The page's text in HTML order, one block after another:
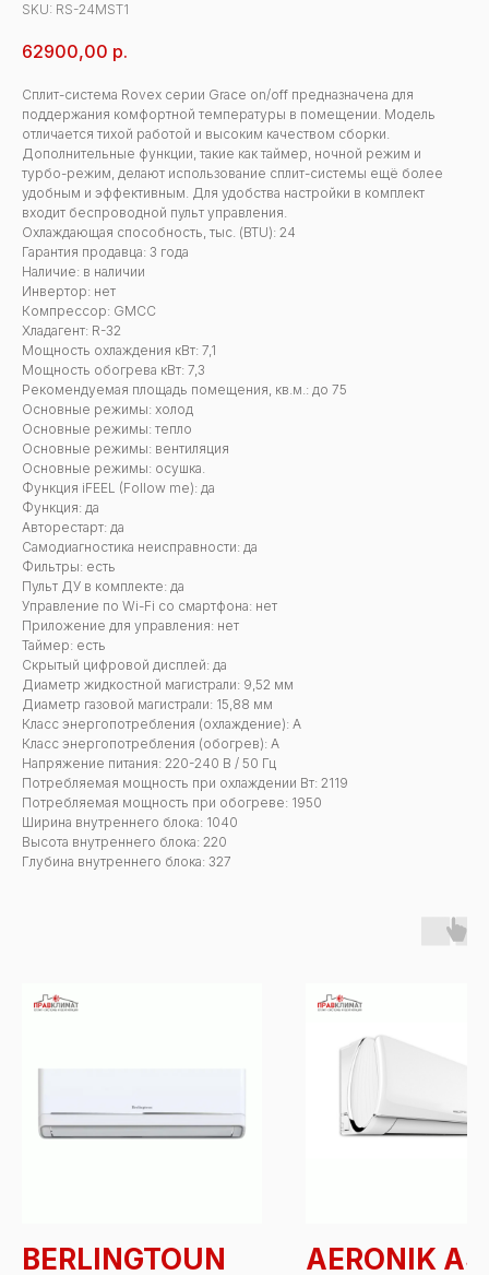
SKU: RS-24MST1
62900,00 р.
Сплит-система Rovex серии Grace on/off предназначена для
поддержания комфортной температуры в помещении. Модель
отличается тихой работой и высоким качеством сборки.
Дополнительные функции, такие как таймер, ночной режим и
турбо-режим, делают использование сплит-системы ещё более
удобным и эффективным. Для удобства настройки в комплект
входит беспроводной пульт управления.
Охлаждающая способность, тыс. (BTU): 24
Гарантия продавца: 3 года
Наличие: в наличии
Инвертор: нет
Компрессор: GMCC
Хладагент: R-32
Мощность охлаждения кВт: 7,1
Мощность обогрева кВт: 7,3
Рекомендуемая площадь помещения, кв.м.: до 75
Основные режимы: холод
Основные режимы: тепло
Основные режимы: вентиляция
Основные режимы: осушка.
Функция iFEEL (Follow me): да
Функция: да
Авторестарт: да
Самодиагностика неисправности: да
Фильтры: есть
Пульт ДУ в комплекте: да
Управление по Wi-Fi со смартфона: нет
Приложение для управления: нет
Таймер: есть
Скрытый цифровой дисплей: да
Диаметр жидкостной магистрали: 9,52 мм
Диаметр газовой магистрали: 15,88 мм
Класс энергопотребления (охлаждение): А
Класс энергопотребления (обогрев): A
Напряжение питания: 220-240 В / 50 Гц
Потребляемая мощность при охлаждении Вт: 2119
Потребляемая мощность при обогреве: 1950
Ширина внутреннего блока: 1040
Высота внутреннего блока: 220
Глубина внутреннего блока: 327
BERLINGTOUN
AERONIK